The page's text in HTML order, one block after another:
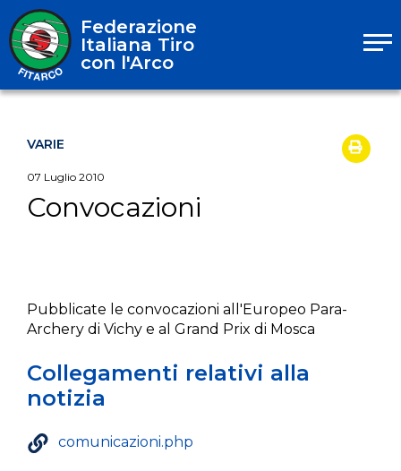
Federazione
Italiana Tiro
con l'Arco
VARIE
07 Luglio 2010
Convocazioni
Pubblicate le convocazioni all'Europeo Para-
Archery di Vichy e al Grand Prix di Mosca
Collegamenti relativi alla
notizia
comunicazioni.php